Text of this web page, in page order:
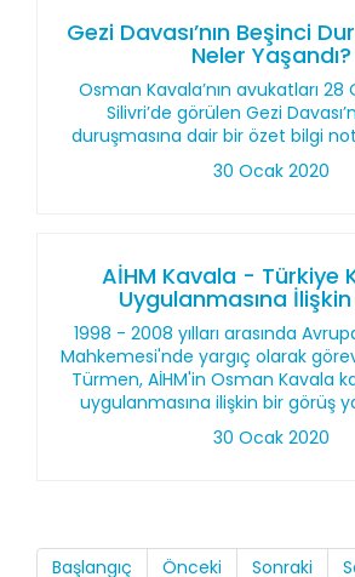
Gezi Davası’nın Beşinci
Neler Yaşandı?
Osman Kavala’nın avukatları 28
Silivri’de görülen Gezi
duruşmasına dair bir özet bilgi
30 Ocak 2020
AİHM Kavala - Türkiye
Uygulanmasına
1998 - 2008 yılları arasında
Mahkemesi'nde yargıç olarak
Türmen, AİHM'in Osman Kavala
uygulanmasına ilişkin bir görüş
30 Ocak 2020
Başlangıç Önceki Sonraki